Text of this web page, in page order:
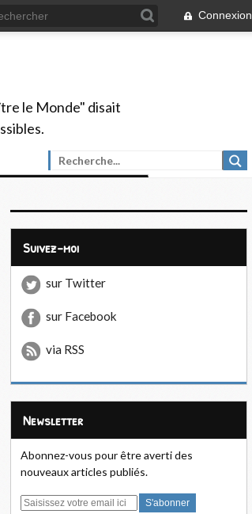
Connexion
le Monde" disait
Suivez-moi
sur Twitter
sur Facebook
via RSS
Newsletter
Abonnez-vous pour être averti des
nouveaux articles publiés.
E